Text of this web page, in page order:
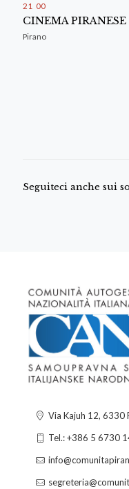
21 00
CINEMA
Pirano
Seguiteci anche sui
Via Kajuh 12, 6330
Tel.: +386 5 6730